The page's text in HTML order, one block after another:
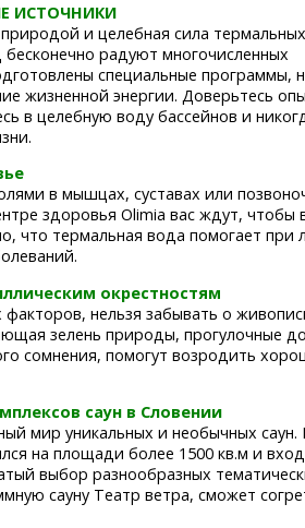
ИСТОЧНИКИ
и целебная сила термальных
радуют многочисленных
специальные программы,
жизненной энергии. Доверьтесь
в целебную воду бассейнов и
в мышцах, суставах или
здоровья Olimiа вас ждут, чтобы
что термальная вода помогает при
окрестностям
нельзя забывать о
зелень природы, прогулочные
сомнения, помогут возродить
саун в Словении
мир уникальных и необычных саун.
на площади более 1500 кв.м и
выбор разнообразных
сауну Театр ветра, сможет